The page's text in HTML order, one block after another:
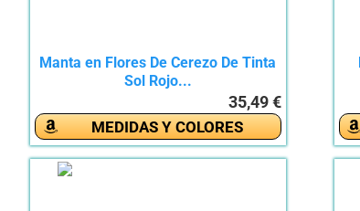
Manta en Flores De Cerezo De Tinta
Sol Rojo...
35,49 €
MEDIDAS Y COLORES